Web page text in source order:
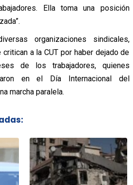
Ella toma una posición
organizaciones sindicales,
a la CUT por haber dejado de
de los trabajadores, quienes
en el Día Internacional del
marcha paralela.